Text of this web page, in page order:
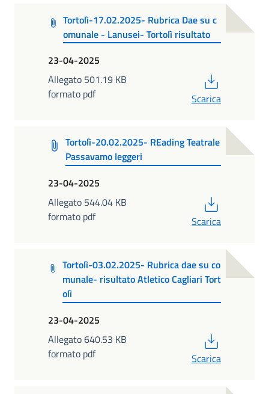
Tortolì-17.02.2025- Rubrica Dae su c
omunale - Lanusei- Tortolì risultato
23-04-2025
Allegato 501.19 KB
formato pdf
Scarica
Tortolì-20.02.2025- REading Teatrale
Passavamo leggeri
23-04-2025
Allegato 544.04 KB
formato pdf
Scarica
Tortolì-03.02.2025- Rubrica dae su co
munale- risultato Atletico Cagliari Tort
olì
23-04-2025
Allegato 640.53 KB
formato pdf
Scarica